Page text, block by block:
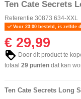
Ten Cate Secrets
Referentie 30873 634-XXL
Voor 23:00 besteld, is zelfde
€ 29,99
Door dit product te
totaal 29 punten dat kan
Ten Cate Secrets Long